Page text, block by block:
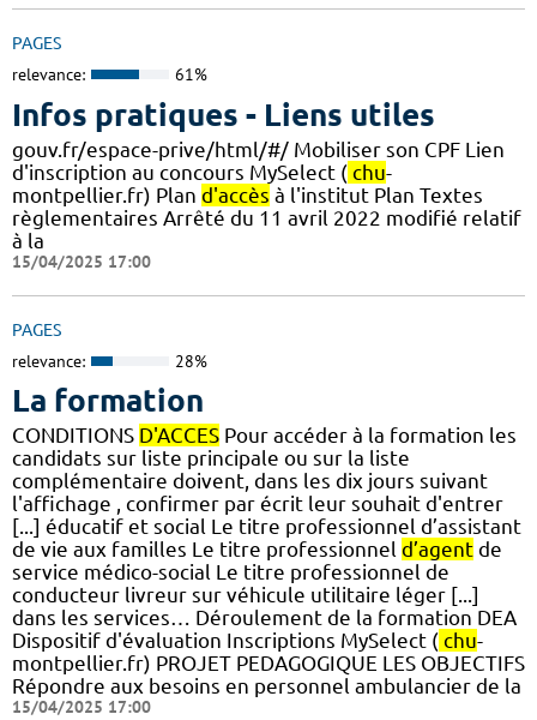
PAGES
relevance: 61%
Infos pratiques - Liens utiles
gouv.fr/espace-prive/html/#/ Mobiliser son CPF Lien
d'inscription au concours MySelect ( chu-
montpellier.fr) Plan d'accès à l'institut Plan Textes
règlementaires Arrêté du 11 avril 2022 modifié relatif
à la
15/04/2025 17:00
PAGES
relevance: 28%
La formation
CONDITIONS D'ACCES Pour accéder à la formation les
candidats sur liste principale ou sur la liste
complémentaire doivent, dans les dix jours suivant
l'affichage , confirmer par écrit leur souhait d'entrer
[...] éducatif et social Le titre professionnel d’assistant
de vie aux familles Le titre professionnel d’agent de
service médico-social Le titre professionnel de
conducteur livreur sur véhicule utilitaire léger [...]
dans les services… Déroulement de la formation DEA
Dispositif d'évaluation Inscriptions MySelect ( chu-
montpellier.fr) PROJET PEDAGOGIQUE LES OBJECTIFS
Répondre aux besoins en personnel ambulancier de la
15/04/2025 17:00